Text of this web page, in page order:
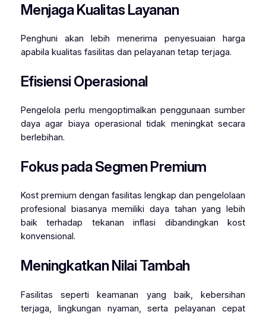
Menjaga Kualitas Layanan
Penghuni akan lebih menerima penyesuaian harga
apabila kualitas fasilitas dan pelayanan tetap terjaga.
Efisiensi Operasional
Pengelola perlu mengoptimalkan penggunaan sumber
daya agar biaya operasional tidak meningkat secara
berlebihan.
Fokus pada Segmen Premium
Kost premium dengan fasilitas lengkap dan pengelolaan
profesional biasanya memiliki daya tahan yang lebih
baik terhadap tekanan inflasi dibandingkan kost
konvensional.
Meningkatkan Nilai Tambah
Fasilitas seperti keamanan yang baik, kebersihan
terjaga, lingkungan nyaman, serta pelayanan cepat